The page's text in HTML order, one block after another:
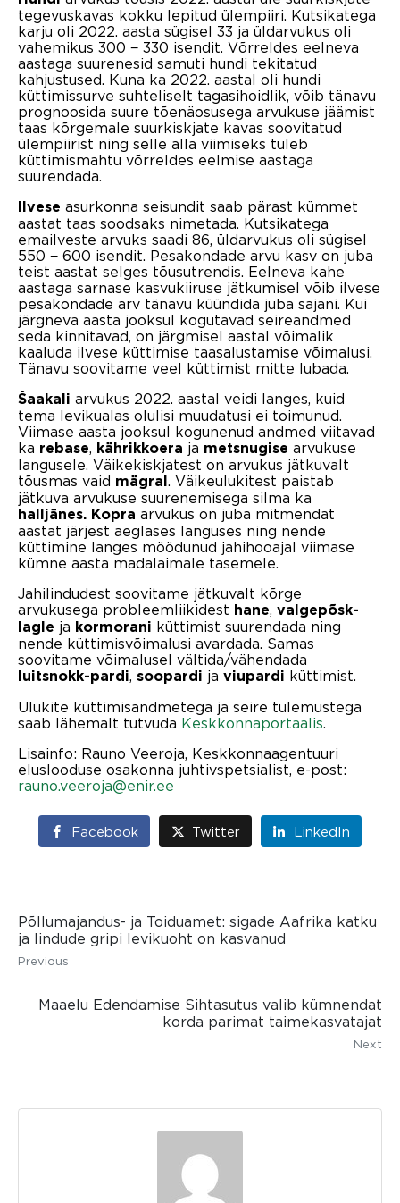
tegevuskavas kokku lepitud ülempiiri. Kutsikatega
karju oli 2022. aasta sügisel 33 ja üldarvukus oli
vahemikus 300 − 330 isendit. Võrreldes eelneva
aastaga suurenesid samuti hundi tekitatud
kahjustused. Kuna ka 2022. aastal oli hundi
küttimissurve suhteliselt tagasihoidlik, võib tänavu
prognoosida suure tõenäosusega arvukuse jäämist
taas kõrgemale suurkiskjate kavas soovitatud
ülempiirist ning selle alla viimiseks tuleb
küttimismahtu võrreldes eelmise aastaga
suurendada.
Ilvese asurkonna seisundit saab pärast kümmet
aastat taas soodsaks nimetada. Kutsikatega
emailveste arvuks saadi 86, üldarvukus oli sügisel
550 − 600 isendit. Pesakondade arvu kasv on juba
teist aastat selges tõusutrendis. Eelneva kahe
aastaga sarnase kasvukiiruse jätkumisel võib ilvese
pesakondade arv tänavu küündida juba sajani. Kui
järgneva aasta jooksul kogutavad seireandmed
seda kinnitavad, on järgmisel aastal võimalik
kaaluda ilvese küttimise taasalustamise võimalusi.
Tänavu soovitame veel küttimist mitte lubada.
Šaakali arvukus 2022. aastal veidi langes, kuid
tema levikualas olulisi muudatusi ei toimunud.
Viimase aasta jooksul kogunenud andmed viitavad
ka rebase, kährikkoera ja metsnugise arvukuse
langusele. Väikekiskjatest on arvukus jätkuvalt
tõusmas vaid mägral . Väikeulukitest paistab
jätkuva arvukuse suurenemisega silma ka
halljänes. Kopra arvukus on juba mitmendat
aastat järjest aeglases languses ning nende
küttimine langes möödunud jahihooajal viimase
kümne aasta madalaimale tasemele.
Jahilindudest soovitame jätkuvalt kõrge
arvukusega probleemliikidest hane, valgepõsk-
lagle ja kormorani küttimist suurendada ning
nende küttimisvõimalusi avardada. Samas
soovitame võimalusel vältida/vähendada
luitsnokk-pardi, soopardi ja viupardi küttimist.
Ulukite küttimisandmetega ja seire tulemustega
saab lähemalt tutvuda Keskkonnaportaalis.
Lisainfo: Rauno Veeroja, Keskkonnaagentuuri
eluslooduse osakonna juhtivspetsialist, e-post:
rauno.veeroja@enir.ee
Facebook Twitter LinkedIn
Põllumajandus- ja Toiduamet: sigade Aafrika katku
ja lindude gripi levikuoht on kasvanud
Previous
Maaelu Edendamise Sihtasutus valib kümnendat
korda parimat taimekasvatajat
Next